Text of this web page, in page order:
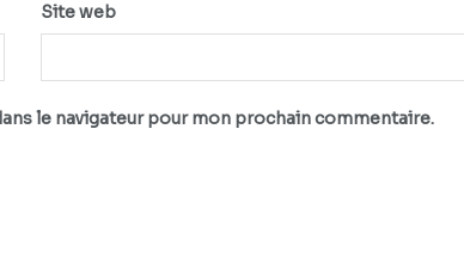
Site web
le navigateur pour mon prochain commentaire.